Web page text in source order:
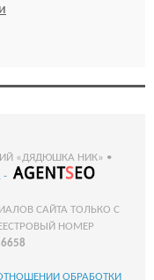
«ДЯДЮШКА НИК» •
-
САЙТА ТОЛЬКО С
НОМЕР
ОБРАБОТКИ